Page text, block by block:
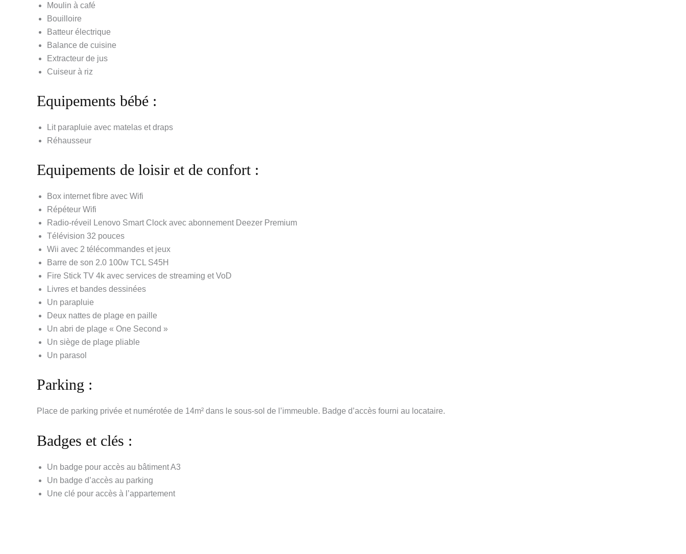
Moulin à café
Bouilloire
Batteur électrique
Balance de cuisine
Extracteur de jus
Cuiseur à riz
Equipements bébé :
Lit parapluie avec matelas et draps
Réhausseur
Equipements de loisir et de confort :
Box internet fibre avec Wifi
Répéteur Wifi
Radio-réveil Lenovo Smart Clock avec abonnement Deezer Premium
Télévision 32 pouces
Wii avec 2 télécommandes et jeux
Barre de son 2.0 100w TCL S45H
Fire Stick TV 4k avec services de streaming et VoD
Livres et bandes dessinées
Un parapluie
Deux nattes de plage en paille
Un abri de plage « One Second »
Un siège de plage pliable
Un parasol
Parking :
Place de parking privée et numérotée de 14m² dans le sous-sol de l’immeuble. Badge d’accès fourni au locataire.
Badges et clés :
Un badge pour accès au bâtiment A3
Un badge d’accès au parking
Une clé pour accès à l’appartement